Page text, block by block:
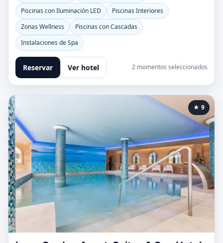
Piscinas con Iluminación LED
Piscinas Interiores
Zonas Wellness
Piscinas con Cascadas
Instalaciones de Spa
Reservar Ver hotel 2 momentos seleccionados
★ 9